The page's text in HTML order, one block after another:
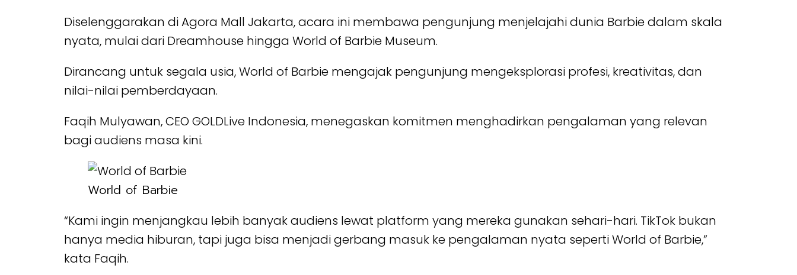
Diselenggarakan di Agora Mall Jakarta, acara ini membawa pengunjung menjelajahi dunia Barbie dalam skala
nyata, mulai dari Dreamhouse hingga World of Barbie Museum.
Dirancang untuk segala usia, World of Barbie mengajak pengunjung mengeksplorasi profesi, kreativitas, dan
nilai-nilai pemberdayaan.
Faqih Mulyawan, CEO GOLDLive Indonesia, menegaskan komitmen menghadirkan pengalaman yang relevan
bagi audiens masa kini.
World of Barbie
“Kami ingin menjangkau lebih banyak audiens lewat platform yang mereka gunakan sehari-hari. TikTok bukan
hanya media hiburan, tapi juga bisa menjadi gerbang masuk ke pengalaman nyata seperti World of Barbie,”
kata Faqih.